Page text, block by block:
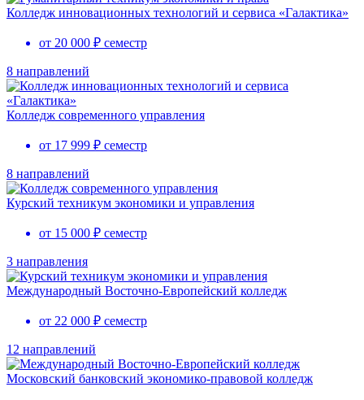
Колледж инновационных технологий и сервиса «Галактика»
от 20 000 ₽ семестр
8 направлений
Колледж современного управления
от 17 999 ₽ семестр
8 направлений
Курский техникум экономики и управления
от 15 000 ₽ семестр
3 направления
Международный Восточно-Европейский колледж
от 22 000 ₽ семестр
12 направлений
Московский банковский экономико-правовой колледж